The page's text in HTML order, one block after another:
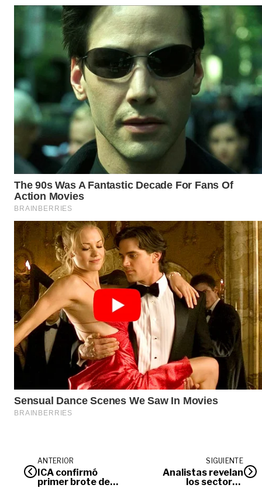
ANTERIOR
ICA confirmó
primer brote de
SIGUIENTE
Analistas revelan
los sectores